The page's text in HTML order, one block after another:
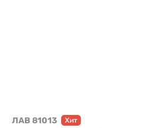
ЛАВ 81013 Хит